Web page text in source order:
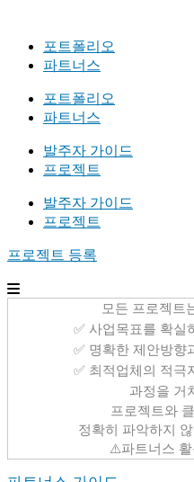
포트폴리오
파트너스
포트폴리오
파트너스
발주자 가이드
프로젝트
발주자 가이드
프로젝트
프로젝트 등록
모든 프로젝트
✅ 사업목표를 확실
✅ 명확한 제안방향
✅ 최적업체의 적극
과정을 거
프로젝트와
정확히 파악하지
⚠️파트너스 활